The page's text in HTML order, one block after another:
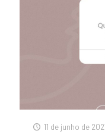
11 de junho de